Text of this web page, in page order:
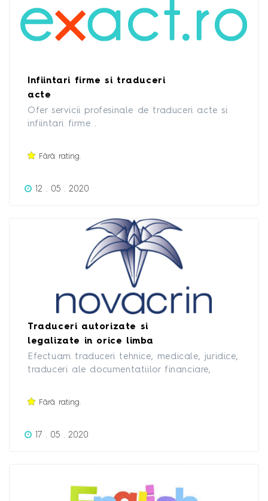
Infiintari firme si traduceri
acte
Ofer servicii profesinale de traduceri acte si
infiintari firme .
Fără rating.
12 . 05 . 2020
Traduceri autorizate si
legalizate in orice limba
Efectuam traduceri tehnice, medicale, juridice,
traduceri ale documentatiilor financiare,
studii in si din majoritatea limbilor. Primim /
Fără rating.
17 . 05 . 2020